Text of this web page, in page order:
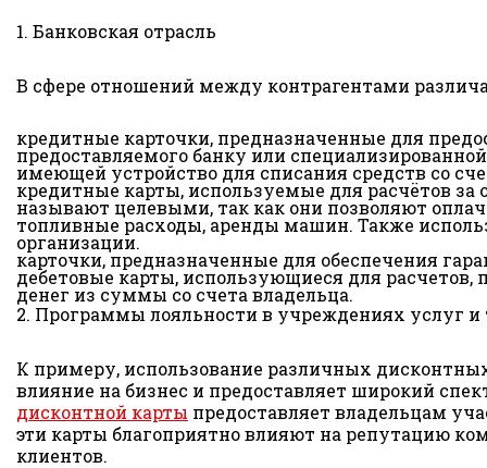
1. Банковская отрасль
В сфере отношений между контрагентами
кредитные карточки, предназначенные для
предоставляемого банку или
имеющей устройство для списания средств со
кредитные карты, используемые для расчётов
называют целевыми, так как они позволяют
топливные расходы, аренды машин. Также
организации.
карточки, предназначенные для обеспечения
дебетовые карты, использующиеся для
денег из суммы со счета владельца.
2. Программы лояльности в учреждениях услуг и
К примеру, использование различных
влияние на бизнес и предоставляет широкий
дисконтной карты предоставляет владельцам
эти карты благоприятно влияют на репутацию
клиентов.